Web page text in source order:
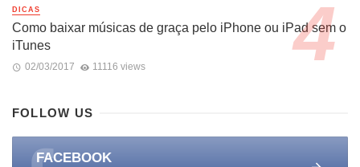
DICAS
Como baixar músicas de graça pelo iPhone ou iPad sem o
iTunes
02/03/2017 11116 views
FOLLOW US
FACEBOOK